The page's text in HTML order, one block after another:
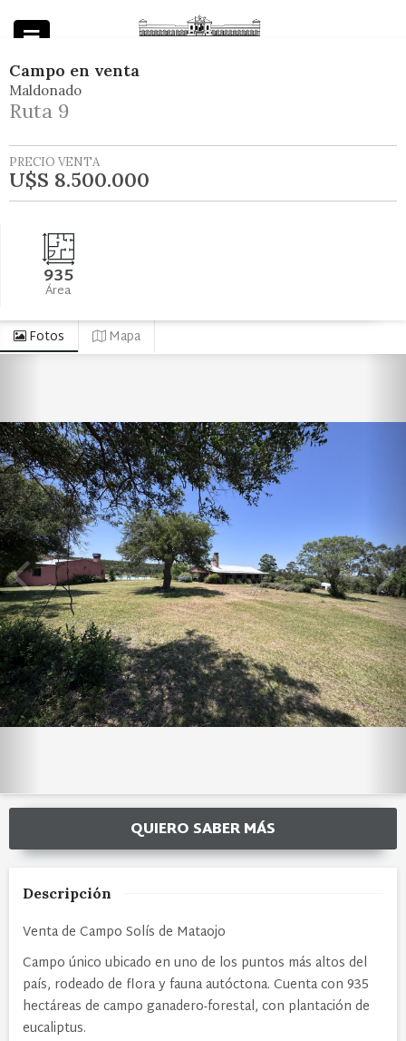
Campo en venta
Maldonado
Ruta 9
PRECIO VENTA
U$S 8.500.000
935
Área
Fotos Mapa
QUIERO SABER MÁS
Descripción
Venta de Campo Solís de Mataojo
Campo único ubicado en uno de los puntos más altos del
país, rodeado de flora y fauna autóctona. Cuenta con 935
hectáreas de campo ganadero-forestal, con plantación de
eucaliptus.